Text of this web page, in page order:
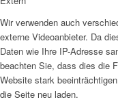
Wir verwenden auch
externe Videoanbieter. Da
Daten wie Ihre IP-Adresse
beachten Sie, dass dies die
Website stark
die Seite neu laden.